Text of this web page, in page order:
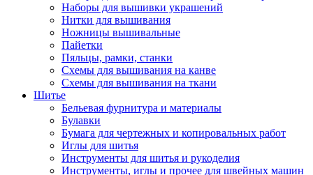
Наборы для вышивки украшений
Нитки для вышивания
Ножницы вышивальные
Пайетки
Пяльцы, рамки, станки
Схемы для вышивания на канве
Схемы для вышивания на ткани
Шитье
Бельевая фурнитура и материалы
Булавки
Бумага для чертежных и копировальных работ
Иглы для шитья
Инструменты для шитья и рукоделия
Инструменты, иглы и прочее для швейных машин